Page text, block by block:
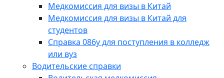
Медкомиссия для визы в Китай
Медкомиссия для визы в Китай для
студентов
Справка 086у для поступления в колледж
или вуз
Водительские справки